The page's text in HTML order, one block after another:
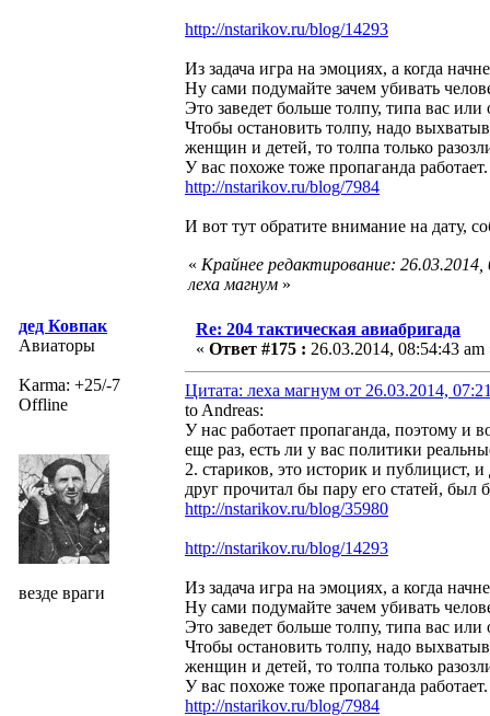
http://nstarikov.ru/blog/14293
Из задача игра на эмоциях, а когда
Ну сами подумайте зачем убивать
Это заведет больше толпу, типа вас или
Чтобы остановить толпу, надо
женщин и детей, то толпа только
У вас похоже тоже пропаганда
http://nstarikov.ru/blog/7984
И вот тут обратите внимание на дату,
« Крайнее редактирование:
леха магнум »
дед Ковпак
Авиаторы
Karma: +25/-7
Offline
везде враги
Re: 204 тактическая авиабригада
« Ответ #175 : 26.03.2014, 08:54:43 am
Цитата: леха магнум от 26.03.2014,
to Andreas:
У нас работает пропаганда, поэтому и
еще раз, есть ли у вас политики
2. стариков, это историк и публицист,
друг прочитал бы пару его статей, был
http://nstarikov.ru/blog/35980
http://nstarikov.ru/blog/14293
Из задача игра на эмоциях, а когда
Ну сами подумайте зачем убивать
Это заведет больше толпу, типа вас или
Чтобы остановить толпу, надо
женщин и детей, то толпа только
У вас похоже тоже пропаганда
http://nstarikov.ru/blog/7984